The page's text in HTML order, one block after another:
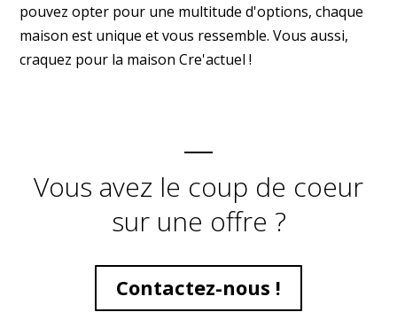
pouvez opter pour une multitude d'options, chaque
maison est unique et vous ressemble. Vous aussi,
craquez pour la maison Cre'actuel !
Vous avez le coup de coeur
sur une offre ?
Contactez-nous !